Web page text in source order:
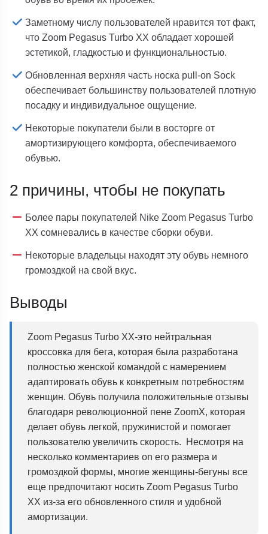
Заметному числу пользователей нравится тот факт,
что Zoom Pegasus Turbo XX обладает хорошей
эстетикой, гладкостью и функциональностью.
Обновленная верхняя часть носка pull-on Sock
обеспечивает большинству пользователей плотную
посадку и индивидуальное ощущение.
Некоторые покупатели были в восторге от
амортизирующего комфорта, обеспечиваемого
обувью.
2 причины, чтобы не покупать
Более пары покупателей Nike Zoom Pegasus Turbo
XX сомневались в качестве сборки обуви.
Некоторые владельцы находят эту обувь немного
громоздкой на свой вкус.
Выводы
Zoom Pegasus Turbo XX-это нейтральная
кроссовка для бега, которая была разработана
полностью женской командой с намерением
адаптировать обувь к конкретным потребностям
женщин. Обувь получила положительные отзывы
благодаря революционной пене ZoomX, которая
делает обувь легкой, пружинистой и помогает
пользователю увеличить скорость. Несмотря на
несколько комментариев on его размера и
громоздкой формы, многие женщины-бегуны все
еще предпочитают носить Zoom Pegasus Turbo
XX из-за его обновленного стиля и удобной
амортизации.